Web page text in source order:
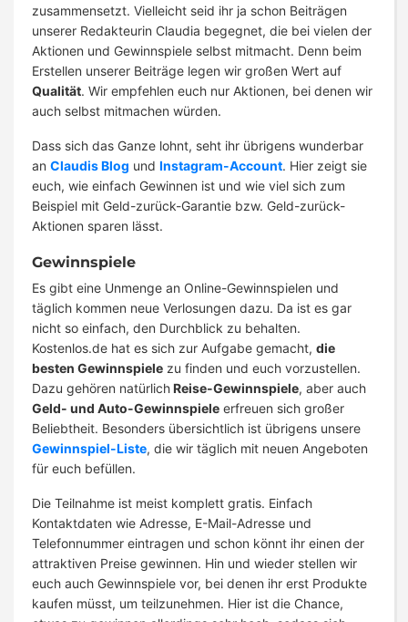
zusammensetzt. Vielleicht seid ihr ja schon Beiträgen
unserer Redakteurin Claudia begegnet, die bei vielen der
Aktionen und Gewinnspiele selbst mitmacht. Denn beim
Erstellen unserer Beiträge legen wir großen Wert auf
Qualität. Wir empfehlen euch nur Aktionen, bei denen wir
auch selbst mitmachen würden.
Dass sich das Ganze lohnt, seht ihr übrigens wunderbar
an Claudis Blog und Instagram-Account. Hier zeigt sie
euch, wie einfach Gewinnen ist und wie viel sich zum
Beispiel mit Geld-zurück-Garantie bzw. Geld-zurück-
Aktionen sparen lässt.
Gewinnspiele
Es gibt eine Unmenge an Online-Gewinnspielen und
täglich kommen neue Verlosungen dazu. Da ist es gar
nicht so einfach, den Durchblick zu behalten.
Kostenlos.de hat es sich zur Aufgabe gemacht, die
besten Gewinnspiele zu finden und euch vorzustellen.
Dazu gehören natürlichReise-Gewinnspiele, aber auch
Geld- und Auto-Gewinnspiele erfreuen sich großer
Beliebtheit. Besonders übersichtlich ist übrigens unsere
Gewinnspiel-Liste, die wir täglich mit neuen Angeboten
für euch befüllen.
Die Teilnahme ist meist komplett gratis. Einfach
Kontaktdaten wie Adresse, E-Mail-Adresse und
Telefonnummer eintragen und schon könnt ihr einen der
attraktiven Preise gewinnen. Hin und wieder stellen wir
euch auch Gewinnspiele vor, bei denen ihr erst Produkte
kaufen müsst, um teilzunehmen. Hier ist die Chance,